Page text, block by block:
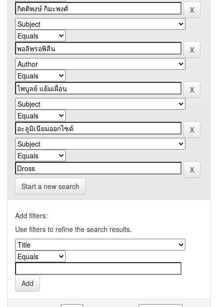
Start a new search
Add filters:
Use filters to refine the search results.